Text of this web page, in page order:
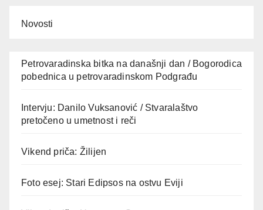
Novosti
Petrovaradinska bitka na današnji dan / Bogorodica
pobednica u petrovaradinskom Podgrađu
Intervju: Danilo Vuksanović / Stvaralaštvo
pretočeno u umetnost i reči
Vikend priča: Žilijen
Foto esej: Stari Edipsos na ostvu Eviji